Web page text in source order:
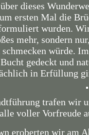
dieses
ersten Mal die
wurden.
mehr, sondern
würde.
gedeckt und
in Erfüllung
trafen wir
voller Vorfreude
eroberten wir am